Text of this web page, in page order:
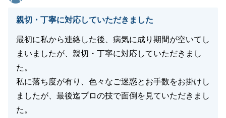
親切・丁寧に対応していただきました
最初に私から連絡した後、病気に成り期間が空いてし
まいましたが、親切・丁寧に対応していただきまし
た。
私に落ち度が有り、色々なご迷惑とお手数をお掛けし
ましたが、最後迄プロの技で面倒を見ていただきまし
た。